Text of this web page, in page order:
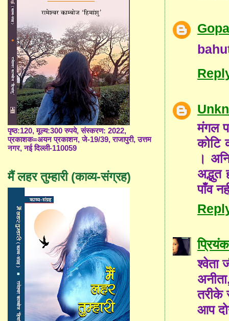
मंगल
कोटि
।
अद्भुत
पाँव
श्वेता
तरीके
आप
पृष्ठ:120, मूल्य:300 रुपये, संस्करण: 2022,
प्रकाशक=अयन प्रकाशन, जे-19/39, राजापुरी, उत्तम
नगर, नई दिल्ली-110059
मैं लहर तुम्हारी (काव्य-संग्रह)